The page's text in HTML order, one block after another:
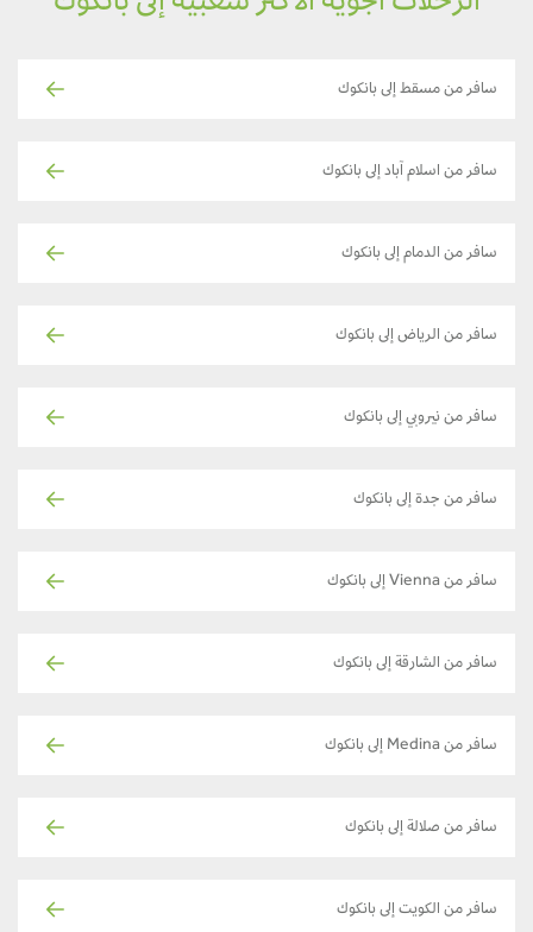
سافر من مسقط إلى بانكوك
سافر من اسلام آباد إلى بانكوك
سافر من الدمام إلى بانكوك
سافر من الرياض إلى بانكوك
سافر من نيروبي إلى بانكوك
سافر من جدة إلى بانكوك
سافر من Vienna إلى بانكوك
سافر من الشارقة إلى بانكوك
سافر من Medina إلى بانكوك
سافر من صلالة إلى بانكوك
سافر من الكويت إلى بانكوك